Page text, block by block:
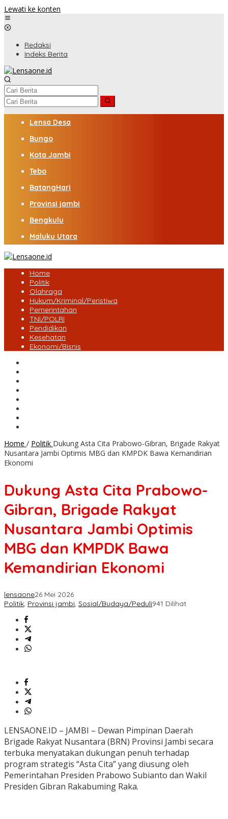
Lewati ke konten
Redaksi
Indeks Berita
Lensa Desa
Bungo
Kota Jambi
Tebo
BatangHari
Provinsi jambi
Bengkulu
Maluku Utara
Home
Politik
Olahraga
Hukum/Kriminal/Peristiwa
Pemerintahan
TNI/POLRI
Pendidikan
Kesehatan
Ekonomi/Bisnis
Home / Politik Dukung Asta Cita Prabowo-Gibran, Brigade Rakyat
Nusantara Jambi Optimis MBG dan KMPDK Bawa Kemandirian
Ekonomi
Dukung Asta Cita Prabowo-
Gibran, Brigade Rakyat
Nusantara Jambi Optimis
MBG dan KMPDK Bawa
Kemandirian Ekonomi
lensaone26 Mei 2026
Politik, Provinsi jambi, Sosial/Budaya/Peduli941 Dilihat
LENSAONE.ID – JAMBI – Dewan Pimpinan Daerah
Brigade Rakyat Nusantara (BRN) Provinsi Jambi secara
terbuka menyatakan dukungan penuh terhadap
program strategis “Asta Cita” yang diusung oleh
Pemerintahan Presiden Prabowo Subianto dan Wakil
Presiden Gibran Rakabuming Raka.